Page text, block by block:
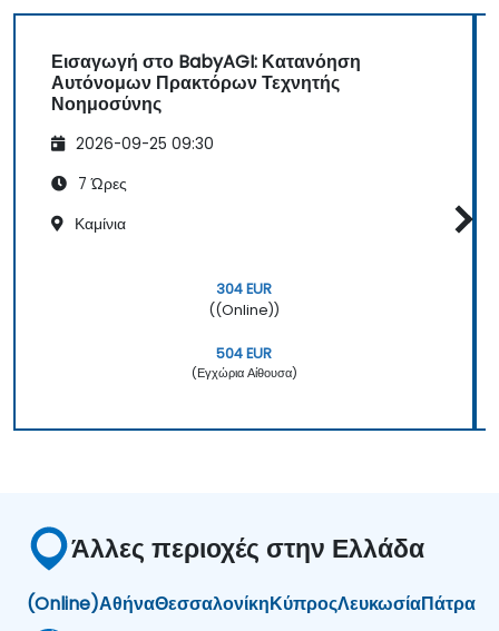
Εισαγωγή στο BabyAGI: Κατανόηση
Αυτόνομων Πρακτόρων Τεχνητής
Νοημοσύνης
2026-09-25 09:30
7 Ώρες
Καμίνια
304 EUR
((Online))
504 EUR
(Εγχώρια Αίθουσα)
Άλλες περιοχές στην Ελλάδα
(Online)ΑθήναΘεσσαλονίκηΚύπροςΛευκωσίαΠάτρα